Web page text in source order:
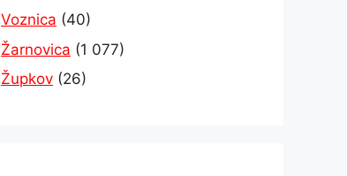
Voznica (40)
Žarnovica (1 077)
Župkov (26)